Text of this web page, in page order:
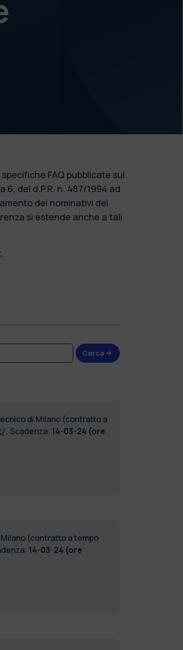
FAQ pubblicate sul
del d.P.R. n. 487/1994 ad
dei nominativi dei
si estende anche a tali
.
Cerca
di Milano (contratto a
. Scadenza: 14-03-24 (ore
(contratto a tempo
14-03-24 (ore